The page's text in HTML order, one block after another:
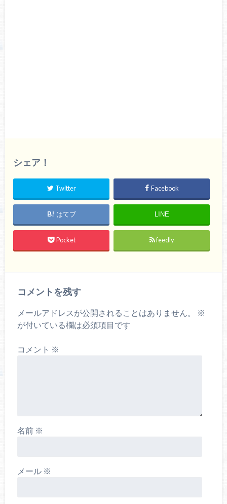
シェア！
Twitter Facebook
はてブ LINE
Pocket feedly
コメントを残す
メールアドレスが公開されることはありません。
※
が付いている欄は必須項目です
コメント ※
名前 ※
メール ※